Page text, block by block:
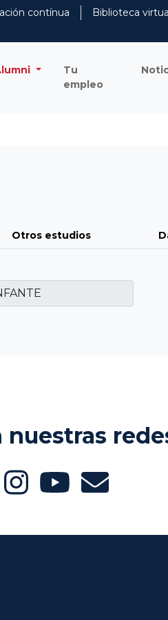
contínua
Biblioteca
Tu
empleo
Otros estudios
nuestras